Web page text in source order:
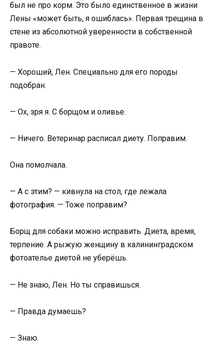
был не про корм. Это было единственное в жизни
Лены «может быть, я ошиблась». Первая трещина в
стене из абсолютной уверенности в собственной
правоте.
— Хороший, Лен. Специально для его породы
подобран.
— Ох, зря я. С борщом и оливье.
— Ничего. Ветеринар расписал диету. Поправим.
Она помолчала.
— А с этим? — кивнула на стол, где лежала
фотография. — Тоже поправим?
Борщ для собаки можно исправить. Диета, время,
терпение. А рыжую женщину в калининградском
фотоателье диетой не уберёшь.
— Не знаю, Лен. Но ты справишься.
— Правда думаешь?
— Знаю.